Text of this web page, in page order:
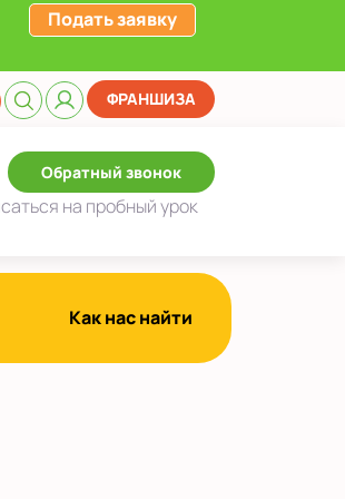
Подать заявку
ФРАНШИЗА
Обратный звонок
на пробный урок
Как нас найти